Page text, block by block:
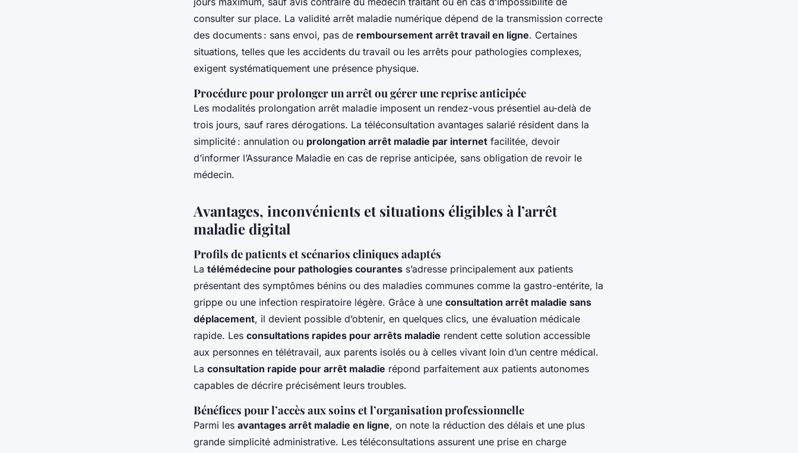
consulter sur place. La validité arrêt maladie numérique dépend de la transmission correcte
des documents : sans envoi, pas de remboursement arrêt travail en ligne. Certaines
situations, telles que les accidents du travail ou les arrêts pour pathologies complexes,
exigent systématiquement une présence physique.
Procédure pour prolonger un arrêt ou gérer une reprise anticipée
Les modalités prolongation arrêt maladie imposent un rendez-vous présentiel au-delà de
trois jours, sauf rares dérogations. La téléconsultation avantages salarié résident dans la
simplicité : annulation ou prolongation arrêt maladie par internet facilitée, devoir
d’informer l’Assurance Maladie en cas de reprise anticipée, sans obligation de revoir le
médecin.
Avantages, inconvénients et situations éligibles à l’arrêt
maladie digital
Profils de patients et scénarios cliniques adaptés
La télémédecine pour pathologies courantes s’adresse principalement aux patients
présentant des symptômes bénins ou des maladies communes comme la gastro-entérite, la
grippe ou une infection respiratoire légère. Grâce à une consultation arrêt maladie sans
déplacement, il devient possible d’obtenir, en quelques clics, une évaluation médicale
rapide. Les consultations rapides pour arrêts maladie rendent cette solution accessible
aux personnes en télétravail, aux parents isolés ou à celles vivant loin d’un centre médical.
La consultation rapide pour arrêt maladie répond parfaitement aux patients autonomes
capables de décrire précisément leurs troubles.
Bénéfices pour l’accès aux soins et l’organisation professionnelle
Parmi les avantages arrêt maladie en ligne, on note la réduction des délais et une plus
grande simplicité administrative. Les téléconsultations assurent une prise en charge